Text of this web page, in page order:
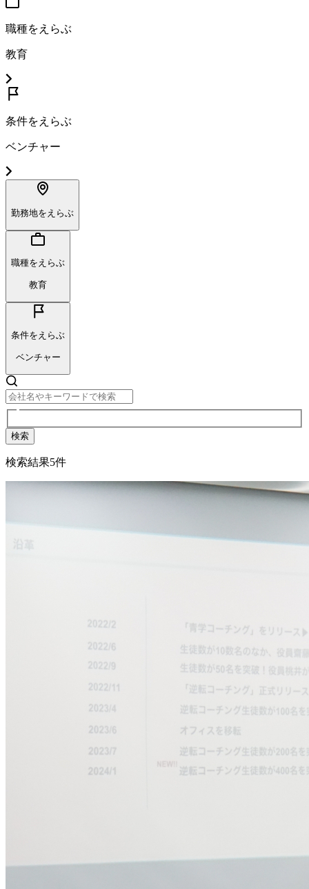
職種をえらぶ
教育
条件をえらぶ
ベンチャー
勤務地をえらぶ
職種をえらぶ
教育
条件をえらぶ
ベンチャー
検索
検索結果5件